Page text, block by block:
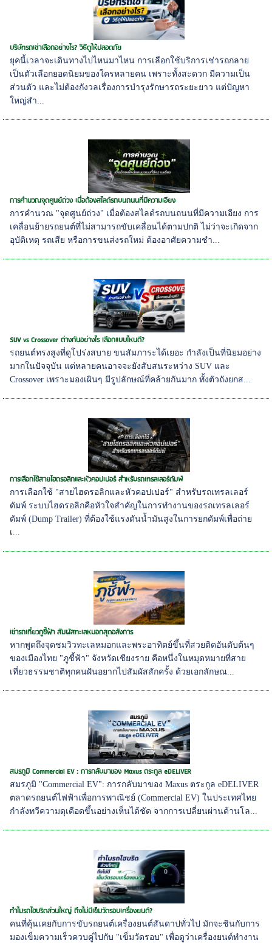
บริษัทรถเช่าเลือกอย่างไร? วิธีดูให้ปลอดภัย
ยุคนี้เวลาจะเดินทางไปไหนมาไหน การเลือกใช้บริการเช่ารถกลาย
เป็นตัวเลือกยอดนิยมของใครหลายคน เพราะทั้งสะดวก มีความเป็น
ส่วนตัว และไม่ต้องกังวลเรื่องการบำรุงรักษารถระยะยาว แต่ปัญหา
ใหญ่สำ...
การคำนวณจุดศูนย์ถ่วง เมื่อต้องสไลด์รถบนถนนที่มีความเอียง
การคำนวณ "จุดศูนย์ถ่วง" เมื่อต้องสไลด์รถบนถนนที่มีความเอียง การ
เคลื่อนย้ายรถยนต์ที่ไม่สามารถขับเคลื่อนได้ตามปกติ ไม่ว่าจะเกิดจาก
อุบัติเหตุ รถเสีย หรือการขนส่งรถใหม่ ต้องอาศัยความชำ...
SUV vs Crossover ต่างกันอย่างไร เลือกแบบไหนดี?
รถยนต์ทรงสูงที่ดูโปร่งสบาย ขนสัมภาระได้เยอะ กำลังเป็นที่นิยมอย่าง
มากในปัจจุบัน แต่หลายคนอาจจะยังสับสนระหว่าง SUV และ
Crossover เพราะมองเผินๆ มีรูปลักษณ์ที่คล้ายกันมาก ทั้งตัวถังยกส...
การเลือกใช้สายไฮดรอลิกและหัวคอปเปอร์ สำหรับรถเทรลเลอร์ดัมพ์
การเลือกใช้ "สายไฮดรอลิกและหัวคอปเปอร์" สำหรับรถเทรลเลอร์
ดัมพ์ ระบบไฮดรอลิกคือหัวใจสำคัญในการทำงานของรถเทรลเลอร์
ดัมพ์ (Dump Trailer) ที่ต้องใช้แรงดันน้ำมันสูงในการยกดัมพ์เพื่อถ่าย
เ...
เช่ารถเที่ยวภูชี้ฟ้า สัมผัสทะเลหมอกสุดอลังการ
หากพูดถึงจุดชมวิวทะเลหมอกและพระอาทิตย์ขึ้นที่สวยติดอันดับต้นๆ
ของเมืองไทย "ภูชี้ฟ้า" จังหวัดเชียงราย คือหนึ่งในหมุดหมายที่สาย
เที่ยวธรรมชาติทุกคนฝันอยากไปสัมผัสสักครั้ง ด้วยเอกลักษณ...
สมรภูมิ Commercial EV : การกลับมาของ Maxus ตระกูล eDELIVER
สมรภูมิ "Commercial EV": การกลับมาของ Maxus ตระกูล eDELIVER
ตลาดรถยนต์ไฟฟ้าเพื่อการพาณิชย์ (Commercial EV) ในประเทศไทย
กำลังทวีความดุเดือดขึ้นอย่างเห็นได้ชัด จากการเปลี่ยนผ่านด้านโล...
ทำไมรถไฮบริดส่วนใหญ่ ถึงไม่มีเข็มวัดรอบเครื่องยนต์?
คนที่คุ้นเคยกับการขับรถยนต์เครื่องยนต์สันดาปทั่วไป มักจะชินกับการ
มองเข็มความเร็วควบคู่ไปกับ "เข็มวัดรอบ" เพื่อดูว่าเครื่องยนต์ทำงาน